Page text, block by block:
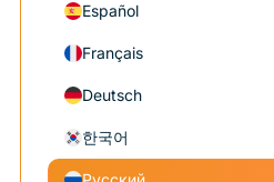
Español
Français
Deutsch
한국어